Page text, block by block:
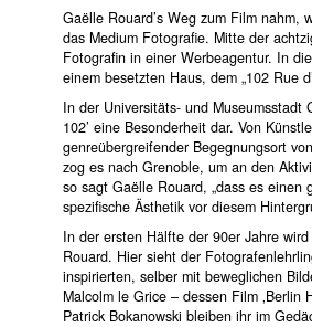
Gaëlle Rouard’s Weg zum Film nahm,
das Medium Fotografie. Mitte der
Fotografin in einer Werbeagentur. In
einem besetzten Haus, dem „102 Rue
In der Universitäts- und Museumsstadt
102’ eine Besonderheit dar. Von
genreübergreifender Begegnungsort
zog es nach Grenoble, um an den
so sagt Gaëlle Rouard, „dass es
spezifische Ästhetik vor diesem
In der ersten Hälfte der 90er Jahre
Rouard. Hier sieht der
inspirierten, selber mit beweglichen
Malcolm le Grice – dessen Film
Patrick Bokanowski bleiben ihr im